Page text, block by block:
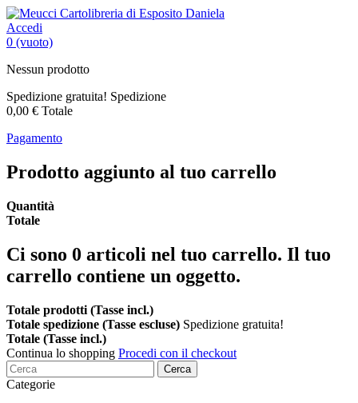
Accedi
0 (vuoto)
Nessun prodotto
Spedizione gratuita! Spedizione
0,00 € Totale
Pagamento
Prodotto aggiunto al tuo carrello
Quantità
Totale
Ci sono 0 articoli nel tuo carrello. Il tuo
carrello contiene un oggetto.
Totale prodotti (Tasse incl.)
Totale spedizione (Tasse escluse) Spedizione gratuita!
Totale (Tasse incl.)
Continua lo shopping Procedi con il checkout
Cerca
Categorie